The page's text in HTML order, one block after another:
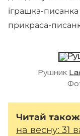
іграшка-
прикраса-
Рушник
Читай
на весну: 31